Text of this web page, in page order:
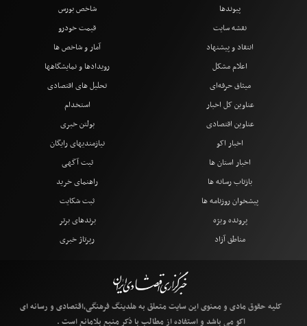
پیوندها
نقشه سایت
انتقاد و پیشنهاد
اعلام مشکل
میثاق حرفه‌ای
شاخص بورس
قیمت خودرو
آمار و شاخص ها
رویدادها و نمایشگاهها
تحلیل های اقتصادی
عناوین کل اخبار
عناوین اقتصادی
اخبار اکو
اخبار استان ها
بازتاب رسانه ها
پیشخوان روزنامه ها
پرونده ویژه
مناطق آزاد
استخدام
بولتن خبری
نیازمندیهای رایگان
ثبت آگهی
راهنمای خرید
ثبت شکایت
برندهای برتر
رپرتاژ خبری
کلیه حقوق مادی و معنوی این سایت متعلق به هلدینگ فرهنگی،اقتصادی و رسانه ای
اکو می باشد و استفاده از مطالب با ذکر منبع بلامانع است .